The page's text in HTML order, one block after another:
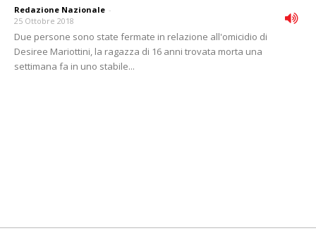
Redazione Nazionale -
25 Ottobre 2018
Due persone sono state fermate in relazione all'omicidio di
Desiree Mariottini, la ragazza di 16 anni trovata morta una
settimana fa in uno stabile...